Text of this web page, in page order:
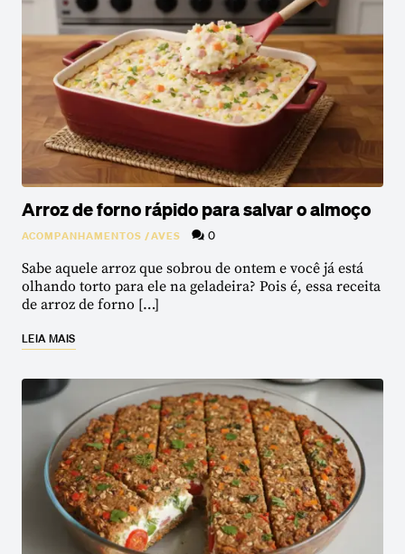
Arroz de forno rápido para salvar o almoço
ACOMPANHAMENTOS /AVES 0
Sabe aquele arroz que sobrou de ontem e você já está
olhando torto para ele na geladeira? Pois é, essa receita
de arroz de forno […]
LEIA MAIS